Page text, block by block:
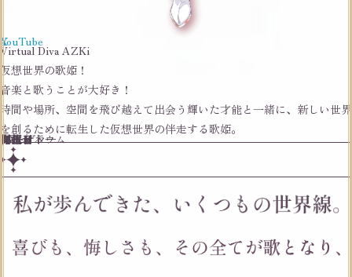
X
YouTube
Virtual Diva AZKi
仮想世界の歌姫！
音楽と歌うことが大好き！
時間や場所、空間を飛び越えて出会う輝いた才能と一緒に、新しい世界
を創るために転生した仮想世界の伴走する歌姫。
誕生日
7月1日
身長
158cm
3Dモデラー
加速サトウ
ファンネーム
開拓者